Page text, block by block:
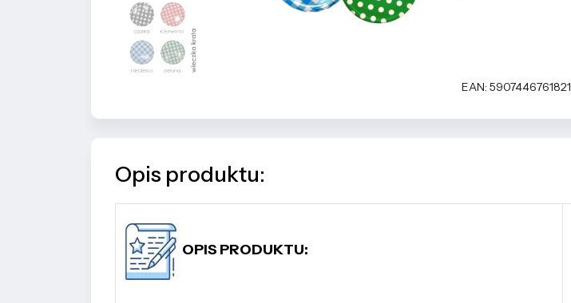
EAN: 5907446761821
Opis produktu:
OPIS PRODUKTU: